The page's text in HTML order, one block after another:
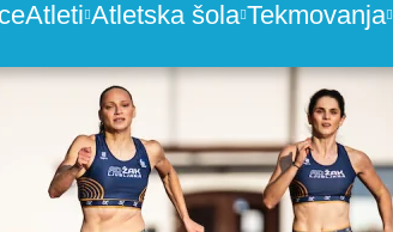
Atleti Atletska šola Tekmovanja